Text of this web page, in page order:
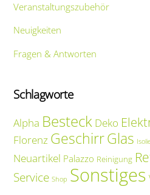
Veranstaltungszubehör
Neuigkeiten
Fragen & Antworten
Schlagworte
Alpha Besteck Deko
Florenz GeschirrGlas
Neuartikel Palazzo Reinigung
Service Shop Sonstiges